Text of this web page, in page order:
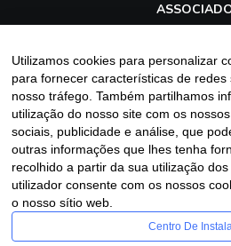
GALERIA
BLOG
Entre em
Utilizamos cookies para personalizar
para fornecer características de
nosso tráfego. Também partilhamos
utilização do nosso site com os
sociais, publicidade e análise, que
outras informações que lhes tenha
recolhido a partir da sua utilização
utilizador consente com os nossos
o nosso sítio web.
Centro De